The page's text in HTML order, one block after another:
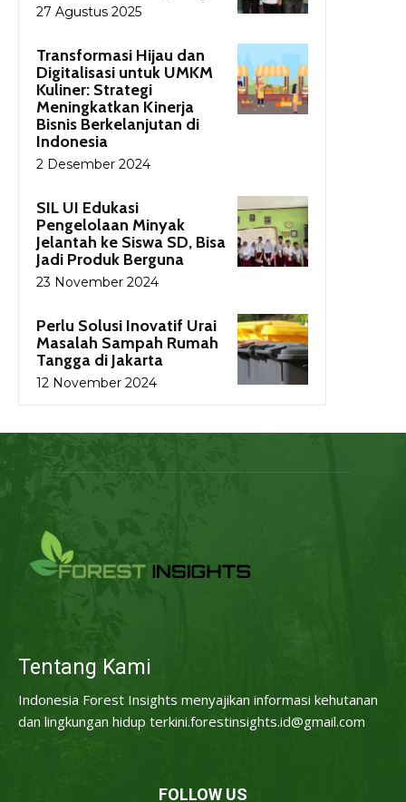
27 Agustus 2025
Transformasi Hijau dan
Digitalisasi untuk UMKM
Kuliner: Strategi
Meningkatkan Kinerja
Bisnis Berkelanjutan di
Indonesia
2 Desember 2024
SIL UI Edukasi
Pengelolaan Minyak
Jelantah ke Siswa SD, Bisa
Jadi Produk Berguna
23 November 2024
Perlu Solusi Inovatif Urai
Masalah Sampah Rumah
Tangga di Jakarta
12 November 2024
Tentang Kami
Indonesia Forest Insights menyajikan informasi kehutanan
dan lingkungan hidup terkini.forestinsights.id@gmail.com
FOLLOW US